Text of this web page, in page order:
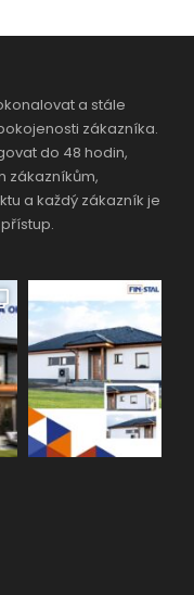
a stále
zákazníka.
do 48 hodin,
zákazníkům,
a každý zákazník je